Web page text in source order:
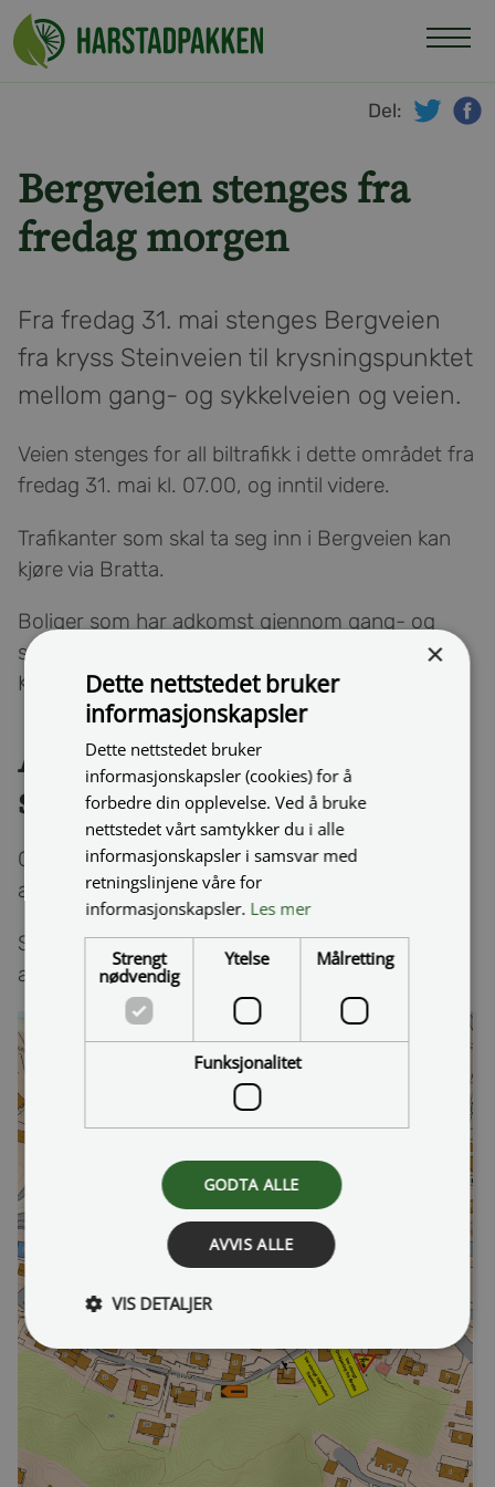
Hopp
til
innhold
Del:
Bergveien stenges fra
fredag morgen
Fra fredag 31. mai stenges Bergveien
fra kryss Steinveien til krysningspunktet
mellom gang- og sykkelveien og veien.
Veien stenges for all biltrafikk i dette området fra
fredag 31. mai kl. 07.00, og inntil videre.
Trafikanter som skal ta seg inn i Bergveien kan
kjøre via Bratta.
Boliger som har adkomst gjennom gang- og
sykkelveien må kjøre via kryss
Kongsveien/Bratta.
Åpent for gående og
syklende
Gående og syklister kan passere
anleggsområdet.
Stengingen skjer i forbindelse med pågående
anleggsarbeid i fv. 7750 Kongsveien.
×
Dette nettstedet bruker
informasjonskapsler
Dette nettstedet bruker
informasjonskapsler (cookies) for å
forbedre din opplevelse. Ved å bruke
nettstedet vårt samtykker du i alle
informasjonskapsler i samsvar med
retningslinjene våre for
informasjonskapsler. Les mer
Strengt
nødvendig
Ytelse Målretting
Funksjonalitet
GODTA ALLE
AVVIS ALLE
VIS DETALJER